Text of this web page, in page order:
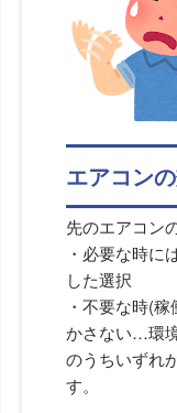
エアコン
先のエアコン
・必要な時
した選択
・不要な時(
かさない…環
のうちいずれ
す。